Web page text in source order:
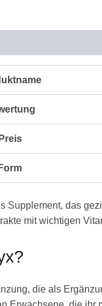
Supplement, das
mit wichtigen
die als